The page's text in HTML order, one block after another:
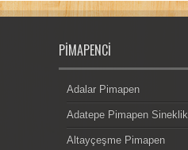
PIMAPENCI
Adalar Pimapen
Adatepe Pimapen Sineklik
Altayçeşme Pimapen